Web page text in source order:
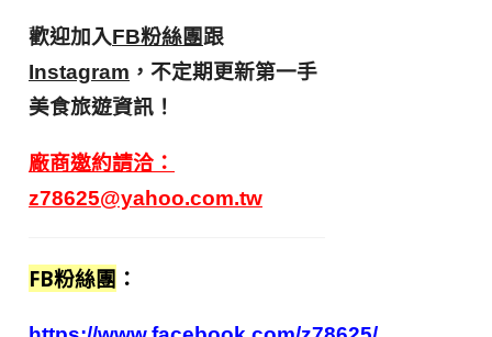
歡迎加入FB粉絲團跟
Instagram ，不定期更新第一手
美食旅遊資訊！
廠商邀約請洽：
z78625@yahoo.com.tw
FB粉絲團 ：